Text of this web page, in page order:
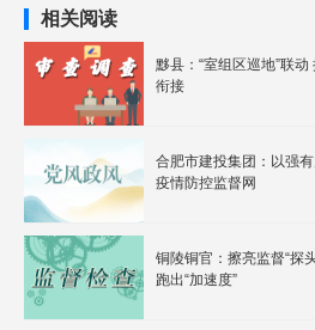
相关阅读
黟县：“室组区巡地”联动 推进“四项监督”统筹
衔接
合肥市建投集团：以强
疫情防控监督网
铜陵铜官：擦亮监督“探头” 力促重大项目
跑出“加速度”